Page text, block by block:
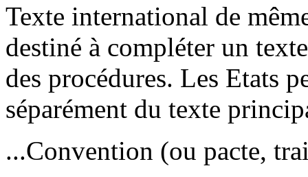
Texte international de
destiné à compléter un
des procédures. Les Etats
séparément du texte
...Convention (ou pacte,